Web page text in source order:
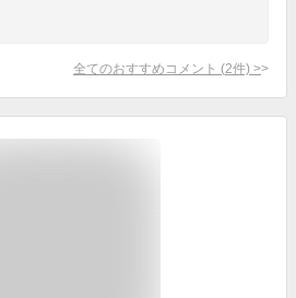
全てのおすすめコメント (2件) >